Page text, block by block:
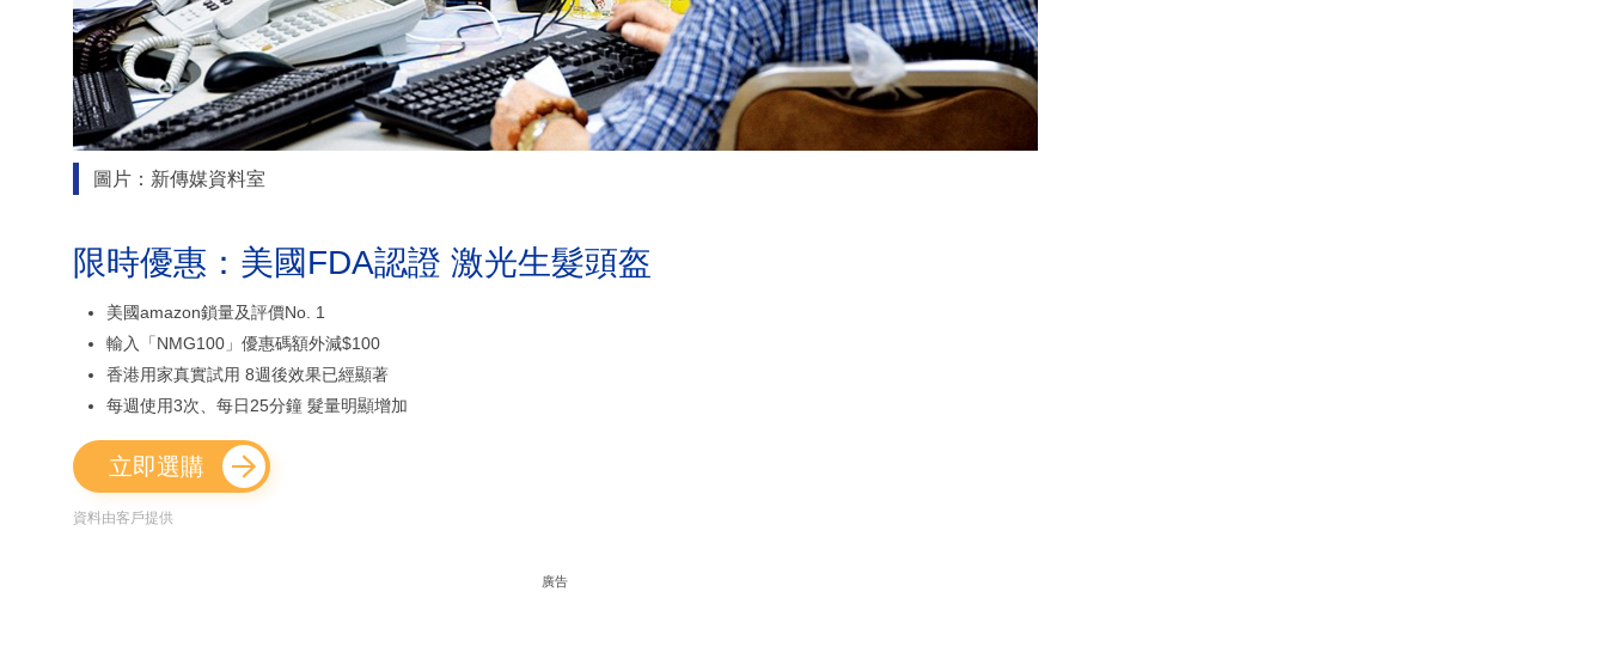
圖片：新傳媒資料室
限時優惠：美國FDA認證 激光生髮頭盔
美國amazon鎖量及評價No. 1
輸入「NMG100」優惠碼額外減$100
香港用家真實試用 8週後效果已經顯著
每週使用3次、每日25分鐘 髮量明顯增加
立即選購
資料由客戶提供
廣告